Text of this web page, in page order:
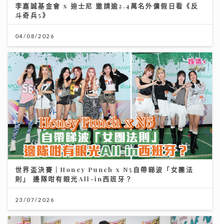
李嘉誠基金會 x 迪士尼 邀請逾2.4萬名外傭假日看《反
斗奇兵5》
04/08/2026
世界盃決賽｜Honey Punch x N5自帶睇波「女團法
則」 邊隊咁有眼光All-in西班牙？
23/07/2026